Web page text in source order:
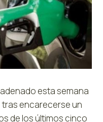
esta semana
encarecerse un
de los últimos cinco